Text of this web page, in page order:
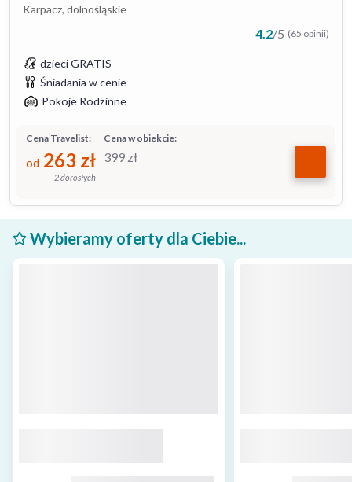
Karpacz, dolnośląskie
4.2/5 (65 opinii)
dzieci GRATIS
Śniadania w cenie
Pokoje Rodzinne
Cena w obiekcie:
399 zł
Cena Travelist:
od 263 zł
2 dorosłych
Wybieramy oferty dla Ciebie...